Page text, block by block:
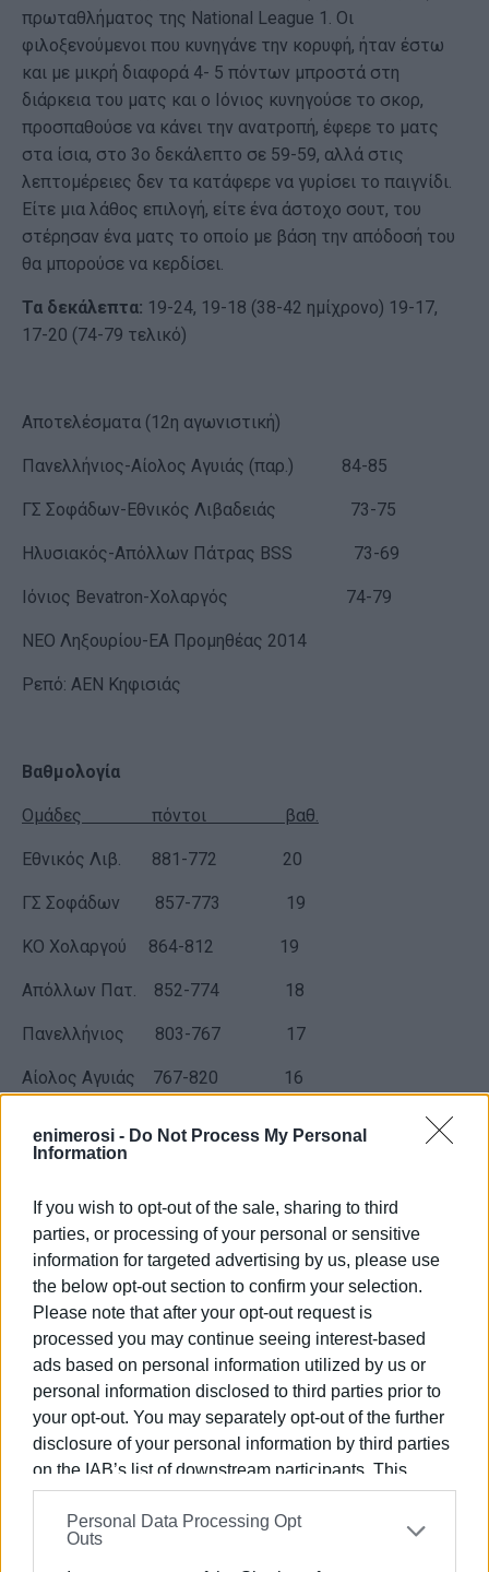
enimerosi - Do Not Process My Personal
Information
If you wish to opt-out of the sale, sharing to third
parties, or processing of your personal or sensitive
information for targeted advertising by us, please use
the below opt-out section to confirm your selection.
Please note that after your opt-out request is
processed you may continue seeing interest-based
ads based on personal information utilized by us or
personal information disclosed to third parties prior to
your opt-out. You may separately opt-out of the further
disclosure of your personal information by third parties
on the IAB’s list of downstream participants. This
information may also be disclosed by us to third parties
on theIAB’s List of Downstream Participants
that may
further disclose it to other third parties.
Personal Data Processing Opt
Outs
πρωταθλήματος της National League 1. Οι
φιλοξενούμενοι που κυνηγάνε την κορυφή, ήταν έστω
και με μικρή διαφορά 4- 5 πόντων μπροστά στη
διάρκεια του ματς και ο Ιόνιος κυνηγούσε το σκορ,
προσπαθούσε να κάνει την ανατροπή, έφερε το ματς
στα ίσια, στο 3ο δεκάλεπτο σε 59-59, αλλά στις
λεπτομέρειες δεν τα κατάφερε να γυρίσει το παιγνίδι.
Είτε μια λάθος επιλογή, είτε ένα άστοχο σουτ, του
στέρησαν ένα ματς το οποίο με βάση την απόδοσή του
θα μπορούσε να κερδίσει.
Τα δεκάλεπτα: 19-24, 19-18 (38-42 ημίχρονο) 19-17,
17-20 (74-79 τελικό)
Αποτελέσματα (12η αγωνιστική)
Πανελλήνιος-Αίολος Αγυιάς (παρ.) 84-85
ΓΣ Σοφάδων-Εθνικός Λιβαδειάς 73-75
Ηλυσιακός-Απόλλων Πάτρας BSS 73-69
Ιόνιος Bevatron-Χολαργός 74-79
NEO Ληξουρίου-ΕΑ Προμηθέας 2014
Ρεπό: ΑΕΝ Κηφισιάς
Βαθμολογία
Ομάδες πόντοι βαθ.
Εθνικός Λιβ. 881-772 20
ΓΣ Σοφάδων 857-773 19
ΚΟ Χολαργού 864-812 19
Απόλλων Πατ. 852-774 18
Πανελλήνιος 803-767 17
Αίολος Αγυιάς 767-820 16
Ιόνιος 805-838 15
Ηλυσιακός 836-932 15
Ν. Κηφισιά 730-769 13
Ληξούρι 703-821 11
*Προμηθέας, Ληξούρι έχουν ματς λιγότερο
**η Κηφισιά έκανε το ρεπό της
Η επόμενη (13η αγωνιστική)
Σάββατο 11/1/2025